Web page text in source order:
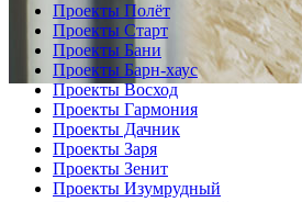
Проекты Полёт
Проекты Старт
Проекты Бани
Проекты Барн-хаус
Проекты Восход
Проекты Гармония
Проекты Дачник
Проекты Заря
Проекты Зенит
Проекты Изумрудный